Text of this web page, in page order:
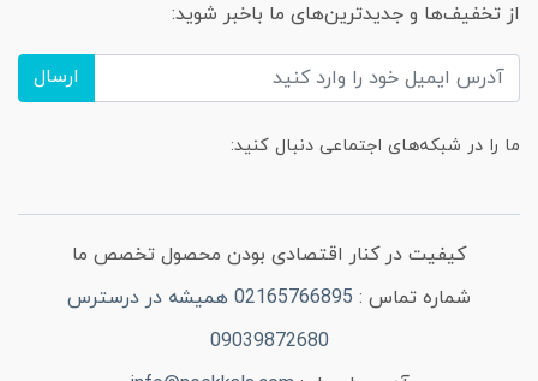
از تخفیف‌ها و جدیدترین‌های ما باخبر شوید:
ارسال
ما را در شبکه‌های اجتماعی دنبال کنید:
کیفیت در کنار اقتصادی بودن محصول تخصص ما
شماره تماس :
02165766895 همیشه در درسترس
09039872680